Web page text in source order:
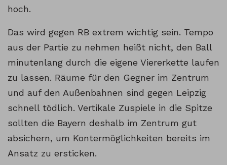
hoch.
Das wird gegen RB extrem wichtig sein. Tempo
aus der Partie zu nehmen heißt nicht, den Ball
minutenlang durch die eigene Viererkette laufen
zu lassen. Räume für den Gegner im Zentrum
und auf den Außenbahnen sind gegen Leipzig
schnell tödlich. Vertikale Zuspiele in die Spitze
sollten die Bayern deshalb im Zentrum gut
absichern, um Kontermöglichkeiten bereits im
Ansatz zu ersticken.